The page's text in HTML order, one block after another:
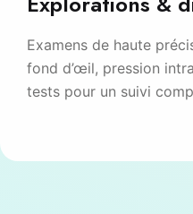
Examens de haute
fond d’œil, pression
tests pour un suivi